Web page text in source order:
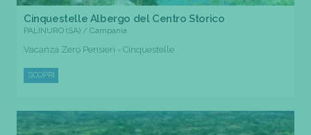
Cinquestelle Albergo del Centro Storico
PALINURO (SA) / Campania
Vacanza Zero Pensieri - Cinquestelle
SCOPRI